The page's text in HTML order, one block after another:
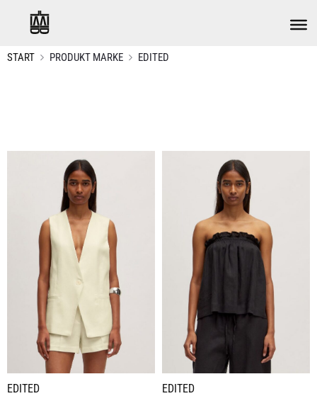
START PRODUKT MARKE EDITED
EDITED
EDITED